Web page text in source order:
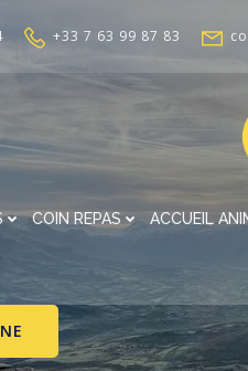
+33 7 63 99 87 83
COIN REPAS ACCUEIL